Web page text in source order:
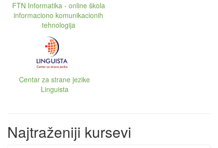
FTN Informatika - online škola
informaciono komunikacionih
tehnologija
Centar za strane jezike
Linguista
Najtraženiji kursevi